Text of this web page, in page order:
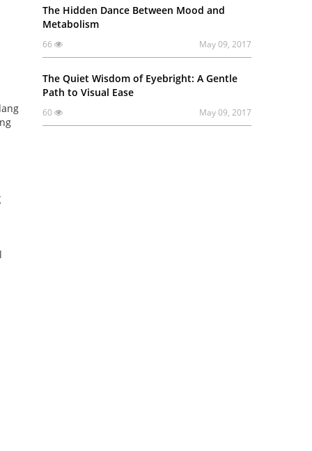
The Hidden Dance Between Mood and
Metabolism
66 May 09, 2017
The Quiet Wisdom of Eyebright: A Gentle
Path to Visual Ease
60 May 09, 2017